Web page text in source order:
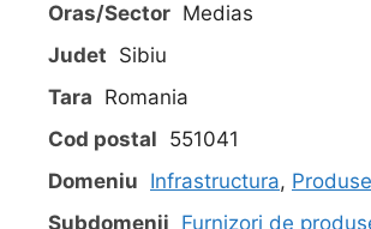
Oras/Sector Medias
Judet Sibiu
Tara Romania
Cod postal 551041
Domeniu Infrastructura,
Subdomenii Furnizori de